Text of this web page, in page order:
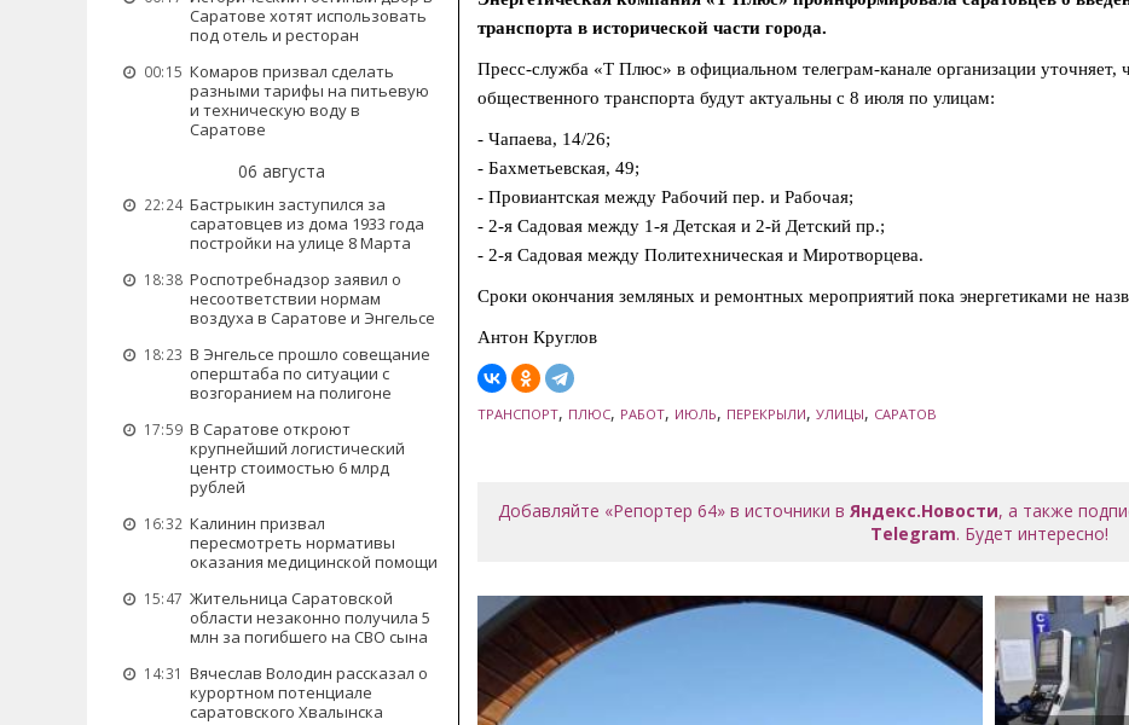
Саратове хотят использовать
под отель и ресторан
00:15 Комаров призвал сделать
разными тарифы на питьевую
и техническую воду в
Саратове
06 августа
22:24 Бастрыкин заступился за
саратовцев из дома 1933 года
постройки на улице 8 Марта
18:38 Роспотребнадзор заявил о
несоответствии нормам
воздуха в Саратове и Энгельсе
18:23 В Энгельсе прошло совещание
оперштаба по ситуации с
возгоранием на полигоне
17:59 В Саратове откроют
крупнейший логистический
центр стоимостью 6 млрд
рублей
16:32 Калинин призвал
пересмотреть нормативы
оказания медицинской помощи
15:47 Жительница Саратовской
области незаконно получила 5
млн за погибшего на СВО сына
14:31 Вячеслав Володин рассказал о
курортном потенциале
саратовского Хвалынска
транспорта в исторической части города.
Пресс-служба «Т Плюс» в официальном телеграм-канале организации уточняет,
общественного транспорта будут актуальны с 8 июля по улицам:
- Чапаева, 14/26;
- Бахметьевская, 49;
- Провиантская между Рабочий пер. и Рабочая;
- 2-я Садовая между 1-я Детская и 2-й Детский пр.;
- 2-я Садовая между Политехническая и Миротворцева.
Сроки окончания земляных и ремонтных мероприятий пока энергетиками не
Антон Круглов
ТРАНСПОРТ, ПЛЮС, РАБОТ, ИЮЛЬ, ПЕРЕКРЫЛИ, УЛИЦЫ, САРАТОВ
Добавляйте «Репортер 64» в источники вЯндекс.Новости, а также
Telegram. Будет интересно!